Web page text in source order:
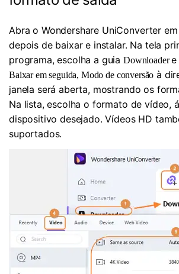
Abra o Wondershare UniConverter
depois de baixar e instalar. Na tela
programa, escolha a guia Downloader
Baixar em seguida, Modo de conversão à
janela será aberta, mostrando os
Na lista, escolha o formato de vídeo,
dispositivo desejado. Vídeos HD
suportados.